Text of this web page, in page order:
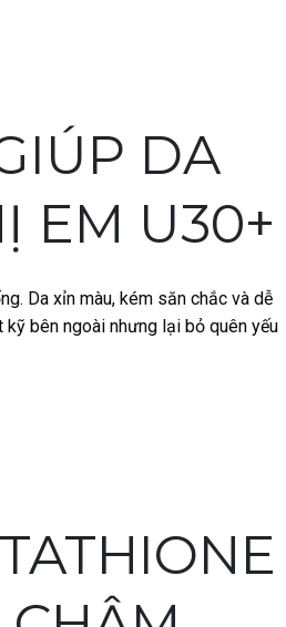
DA
EM U30+
Da xỉn màu, kém săn chắc và dễ
bên ngoài nhưng lại bỏ quên yếu